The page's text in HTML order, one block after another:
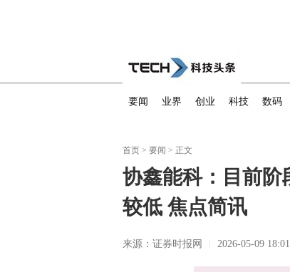
要闻 业界 创业 科技 数码
首页 > 要闻 > 正文
协鑫能科：目前阶
较低 焦点简讯
来源：证券时报网 2026-05-09